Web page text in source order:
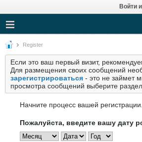
Войти
Register
Если это ваш первый визит,
Для размещения своих сообщений
зарегистрироваться - это не займет
просмотра сообщений выберите раздел.
Начните процесс вашей регистрации.
Пожалуйста, введите вашу дату